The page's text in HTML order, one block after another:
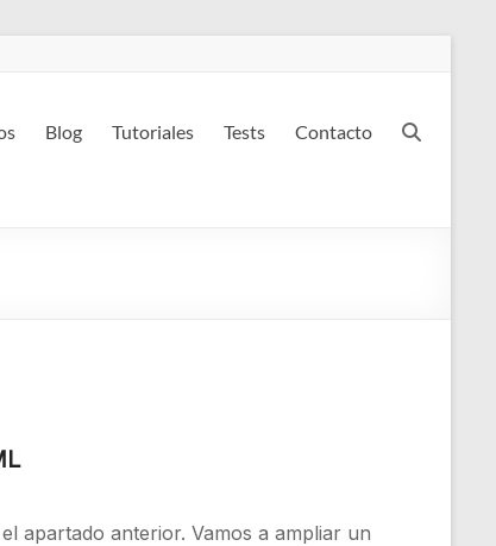
Blog Tutoriales Tests Contacto
apartado anterior. Vamos a ampliar un